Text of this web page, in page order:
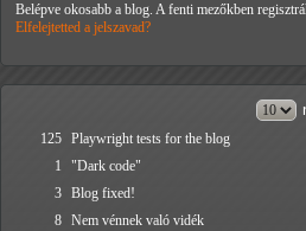
Belépve okosabb a blog. A fenti mezőkben
Elfelejtetted a jelszavad?
125 Playwright tests for the blog
1
"Dark code"
3 Blog fixed!
8 Nem vénnek való vidék